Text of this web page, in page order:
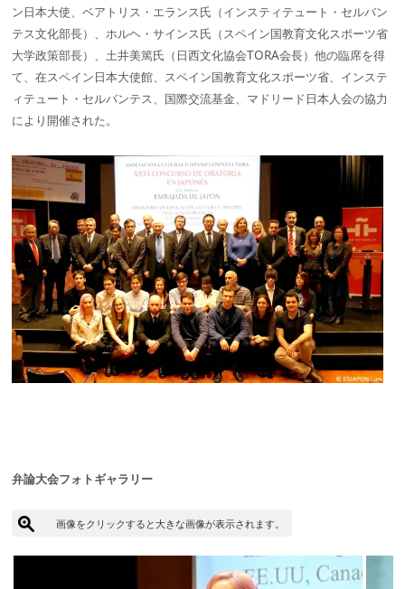
ン日本大使、ベアトリス・エランス氏（インスティテュート・セルバン
テス文化部長）、ホルヘ・サインス氏（スペイン国教育文化スポーツ省
大学政策部長）、土井美篤氏（日西文化協会TORA会長）他の臨席を得
て、在スペイン日本大使館、スペイン国教育文化スポーツ省、インステ
ィテュート・セルバンテス、国際交流基金、マドリード日本人会の協力
により開催された。
弁論大会フォトギャラリー
画像をクリックすると大きな画像が表示されます。